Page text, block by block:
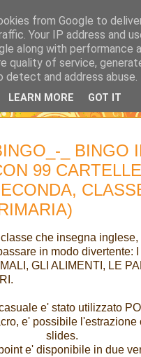
_ BINGO
99 CARTELLE
che insegna
in modo divertente: I
GLI ALIMENTI, LE
e' stato utilizzato
e' possibile l'estrazione
slides.
point e' disponibile in due
from Google to
Your IP address and
along with performance
quality of service,
and address abuse.
LEARN MORE GOT IT